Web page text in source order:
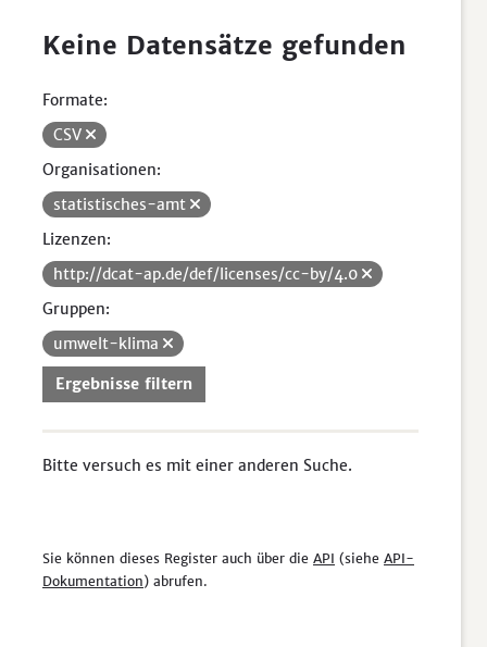
Keine Datensätze gefunden
Formate:
CSV
Organisationen:
statistisches-amt
Lizenzen:
http://dcat-ap.de/def/licenses/cc-by/4.0
Gruppen:
umwelt-klima
Ergebnisse filtern
Bitte versuch es mit einer anderen Suche.
Sie können dieses Register auch über die API (siehe API-
Dokumentation) abrufen.